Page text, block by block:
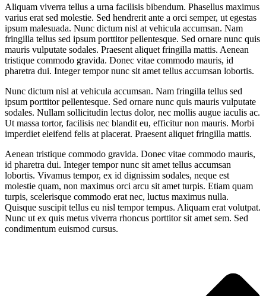
Aliquam viverra tellus a urna facilisis bibendum. Phasellus maximus
varius erat sed molestie. Sed hendrerit ante a orci semper, ut egestas
ipsum malesuada. Nunc dictum nisl at vehicula accumsan. Nam
fringilla tellus sed ipsum porttitor pellentesque. Sed ornare nunc quis
mauris vulputate sodales. Praesent aliquet fringilla mattis. Aenean
tristique commodo gravida. Donec vitae commodo mauris, id
pharetra dui. Integer tempor nunc sit amet tellus accumsan lobortis.
Nunc dictum nisl at vehicula accumsan. Nam fringilla tellus sed
ipsum porttitor pellentesque. Sed ornare nunc quis mauris vulputate
sodales. Nullam sollicitudin lectus dolor, nec mollis augue iaculis ac.
Ut massa tortor, facilisis nec blandit eu, efficitur non mauris. Morbi
imperdiet eleifend felis at placerat. Praesent aliquet fringilla mattis.
Aenean tristique commodo gravida. Donec vitae commodo mauris,
id pharetra dui. Integer tempor nunc sit amet tellus accumsan
lobortis. Vivamus tempor, ex id dignissim sodales, neque est
molestie quam, non maximus orci arcu sit amet turpis. Etiam quam
turpis, scelerisque commodo erat nec, luctus maximus nulla.
Quisque suscipit tellus eu nisl tempor tempus. Aliquam erat volutpat.
Nunc ut ex quis metus viverra rhoncus porttitor sit amet sem. Sed
condimentum euismod cursus.